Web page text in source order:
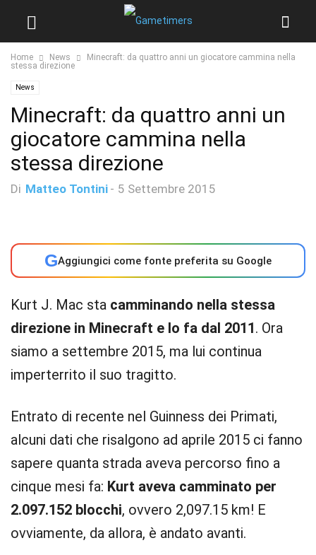
Home News
Minecraft: da quattro anni un giocatore cammina nella
stessa direzione
News
Minecraft: da quattro anni un
giocatore cammina nella
stessa direzione
Di Matteo Tontini - 5 Settembre 2015
GAggiungici come fonte preferita su Google
Kurt J. Mac sta camminando nella stessa
direzione in Minecraft e lo fa dal 2011. Ora
siamo a settembre 2015, ma lui continua
imperterrito il suo tragitto.
Entrato di recente nel Guinness dei Primati,
alcuni dati che risalgono ad aprile 2015 ci fanno
sapere quanta strada aveva percorso fino a
cinque mesi fa: Kurt aveva camminato per
2.097.152 blocchi, ovvero 2,097.15 km! E
ovviamente, da allora, è andato avanti.